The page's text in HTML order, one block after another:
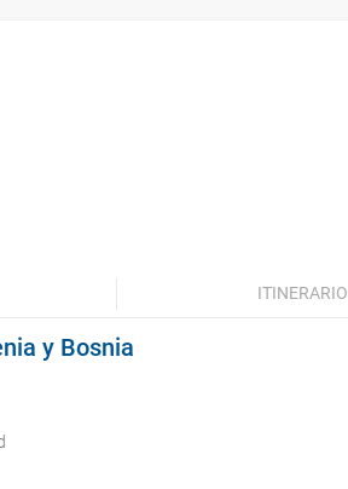
ITINERARIO
y Bosnia